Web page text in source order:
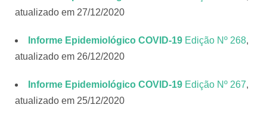
atualizado em 27/12/2020
Informe Epidemiológico COVID-19 Edição Nº 268,
atualizado em 26/12/2020
Informe Epidemiológico COVID-19 Edição Nº 267,
atualizado em 25/12/2020